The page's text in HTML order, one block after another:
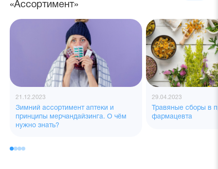
«Ассортимент»
21.12.2023
Зимний ассортимент аптеки и
принципы мерчандайзинга. О чём
нужно знать?
29.04.2023
Травяные сборы в
фармацевта